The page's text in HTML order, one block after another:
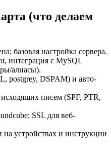
(что делаем
базовая настройка сервера.
интеграция с MySQL
алиасы).
postgrey, DSPAM) и авто-
писем (SPF, PTR,
SSL для веб-
устройствах и инструкции